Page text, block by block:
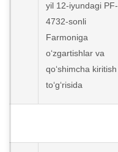
yil 12-iyundagi PF-
4732-sonli
Farmoniga
o‘zgartishlar va
qo‘shimcha kiritish
to‘g‘risida